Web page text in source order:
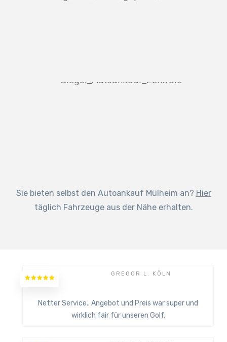
Sie bieten selbst den Autoankauf Mülheim an? Hier
täglich Fahrzeuge aus der Nähe erhalten.
GREGOR L. KÖLN
Netter Service.. Angebot und Preis war super und
wirklich fair für unseren Golf.